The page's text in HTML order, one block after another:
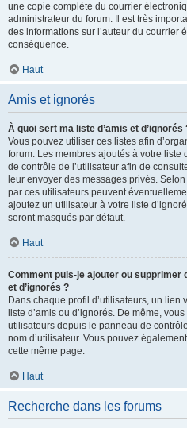
une copie complète du courrier
administrateur du forum. Il est très
des informations sur l’auteur du courrier
conséquence.
Haut
Amis et ignorés
À quoi sert ma liste d’amis et d’ignorés
Vous pouvez utiliser ces listes afin
forum. Les membres ajoutés à votre liste
de contrôle de l’utilisateur afin de
leur envoyer des messages privés.
par ces utilisateurs peuvent
ajoutez un utilisateur à votre liste
seront masqués par défaut.
Haut
Comment puis-je ajouter ou supprimer
et d’ignorés ?
Dans chaque profil d’utilisateurs, un lien
liste d’amis ou d’ignorés. De même,
utilisateurs depuis le panneau de
nom d’utilisateur. Vous pouvez
cette même page.
Haut
Recherche dans les forums